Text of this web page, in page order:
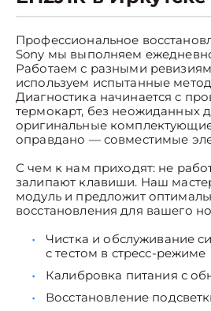
Профессиональное
Sony мы выполняем
Работаем с разными
используем испытанные
Диагностика начинается с
термокарт, без неожиданных
оригинальные комплектующие
оправдано — совместимые
С чем к нам приходят: не
залипают клавиши. Наш
модуль и предложит
восстановления для вашего
Чистка и обслуживание
с тестом в стресс-режиме
Калибровка питания с
Восстановление